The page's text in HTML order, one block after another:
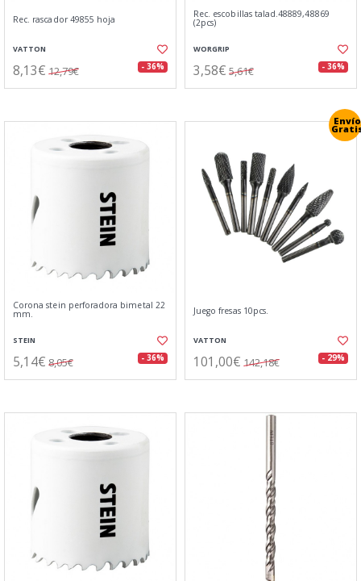
Rec. rascador 49855 hoja
VATTON
8,13€ 12,79€ - 36%
Rec. escobillas talad.48889,48869
(2pcs)
WORGRIP
3,58€ 5,61€ - 36%
Corona stein perforadora bimetal 22
mm.
STEIN
5,14€ 8,05€ - 36%
Envío
Juego fresas 10pcs.
VATTON
101,00€ 142,18€ - 29%